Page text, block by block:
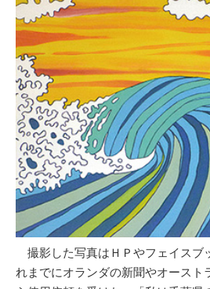
撮影した写真はＨＰやフェイスブ
れまでにオランダの新聞やオースト